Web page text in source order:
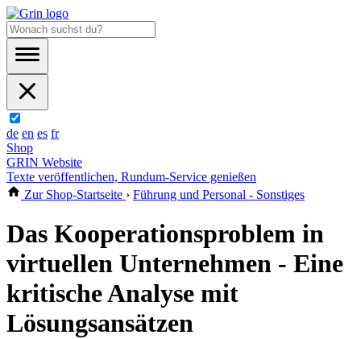
de en es fr
Shop
GRIN Website
Texte veröffentlichen, Rundum-Service genießen
Zur Shop-Startseite › Führung und Personal - Sonstiges
Das Kooperationsproblem in
virtuellen Unternehmen - Eine
kritische Analyse mit
Lösungsansätzen